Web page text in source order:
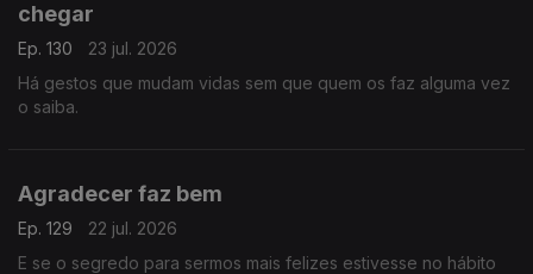
chegar
Ep. 130
23 jul. 2026
Há gestos que mudam vidas sem que quem os faz alguma vez
o saiba.
Agradecer faz bem
Ep. 129
22 jul. 2026
E se o segredo para sermos mais felizes estivesse no hábito